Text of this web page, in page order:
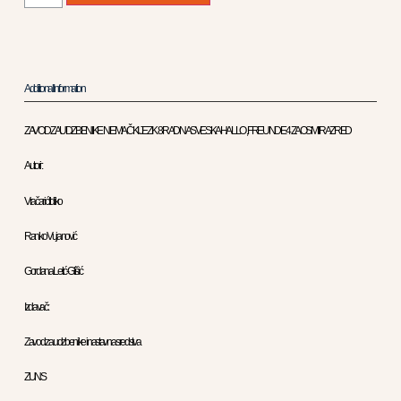
Additional Information
ZAVOD ZA UDZBENIKE NEMAČKI JEZIK 8 RADNA SVESKA HALLO , FREUNDE 4 ZA OSMI RAZRED
Autori :
Vračarić Ildiko
Ranko Vujanović
Gordana Letić-Glišić
Izdavač :
Zavod za udzbenike i nastavna sredstva
ZUNS